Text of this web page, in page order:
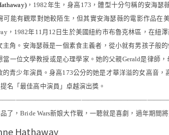
， 1982年生，身高 173 ，體型十分勻稱的安海瑟
可能有觀眾對她較陌生，但其實安海瑟薇的電影作品
， 1982年 11月 12 日生於美國紐約市布魯克林區，在紐
主角。安海瑟薇是一個素食主義者，從小就有男孩子般
當一位文學教授或是心理學家。她的父親Gerald是律師，
的青少年演員。身高173公分的她是才華洋溢的女高音，
名「最佳高中演員」卓越演出獎。
了，Bride Wars新娘大作戰，一聽就是喜劇，過年期間